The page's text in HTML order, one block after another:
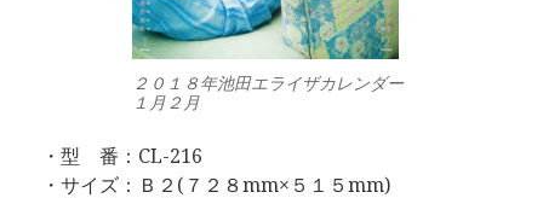
２０１８年池田エライザカレンダー
１月２月
・型 番：CL-216
・サイズ：Ｂ２(７２８mm×５１５mm)